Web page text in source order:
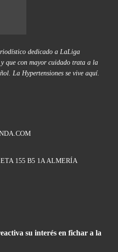
dedicado a LaLiga
que con mayor cuidado trata a la
La Hypertensiones se vive aquí.
155 B5 1A ALMERÍA
su interés en fichar a la